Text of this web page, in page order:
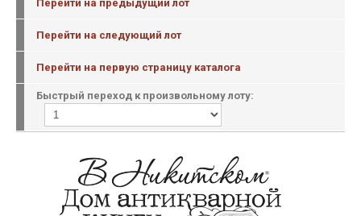
Перейти на предыдущий лот
Перейти на следующий лот
Перейти на первую страницу каталога
Быстрый переход к произвольному лоту: